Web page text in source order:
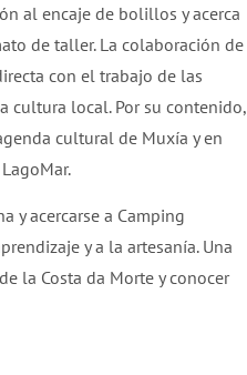
al encaje de bolillos y acerca
de taller. La colaboración de
con el trabajo de las
cultura local. Por su contenido,
cultural de Muxía y en
y acercarse a Camping
y a la artesanía. Una
la Costa da Morte y conocer